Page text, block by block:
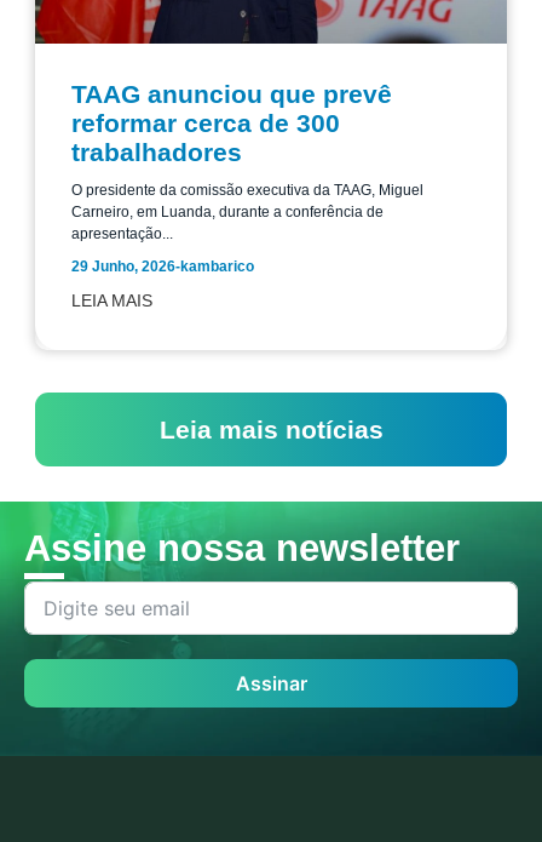
TAAG anunciou que prevê
reformar cerca de 300
trabalhadores
O presidente da comissão executiva da TAAG, Miguel
Carneiro, em Luanda, durante a conferência de
apresentação...
29 Junho, 2026-kambarico
LEIA MAIS
Leia mais notícias
Assine nossa newsletter
Assinar